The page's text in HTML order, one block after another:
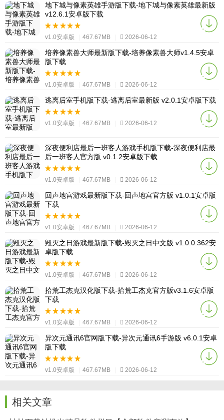
地下城与像素英雄手游版下载-地下城与像素英雄最新版
v12.6.1安卓版下载
v1.0安卓版 467.67MB 2026-06-12
培养像素兽大师最新版下载-培养像素兽大师v1.4.5安卓
版下载
v1.0安卓版 467.67MB 2026-06-12
逃离后室手机版下载-逃离后室最新版 v2.0.1安卓版下载
v1.0安卓版 467.67MB 2026-06-12
深夜便利店最后一班客人游戏手机版下载-深夜便利店最
后一班客人官方版 v0.1.2安卓版下载
v1.0安卓版 467.67MB 2026-06-12
回声地宫游戏最新版下载-回声地宫官方版 v1.0.1安卓版
下载
v1.0安卓版 467.67MB 2026-06-12
毁灭之日游戏最新版下载-毁灭之日中文版 v1.0.0.362安
卓版下载
v1.0安卓版 467.67MB 2026-06-12
拾荒工杰克汉化版下载-拾荒工杰克官方版v3.1.6安卓版
下载
v1.0安卓版 467.67MB 2026-06-12
异次元通讯6官网版下载-异次元通讯6手游版 v6.0.1安卓
版下载
v1.0安卓版 467.67MB 2026-06-12
相关文章